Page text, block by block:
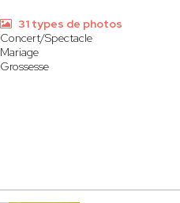
31 types de photos
Concert/Spectacle
Mariage
Grossesse